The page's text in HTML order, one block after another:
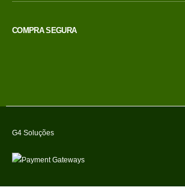
COMPRA SEGURA
G4 Soluções